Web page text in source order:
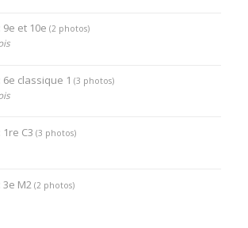
9e et 10e (2 photos)
6e classique 1 (3 photos)
1re C3 (3 photos)
3e M2 (2 photos)